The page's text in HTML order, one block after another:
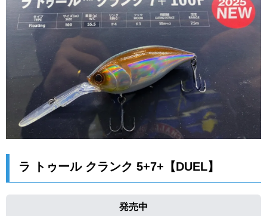
ラ トゥール クランク 5+7+【DUEL】
発売中